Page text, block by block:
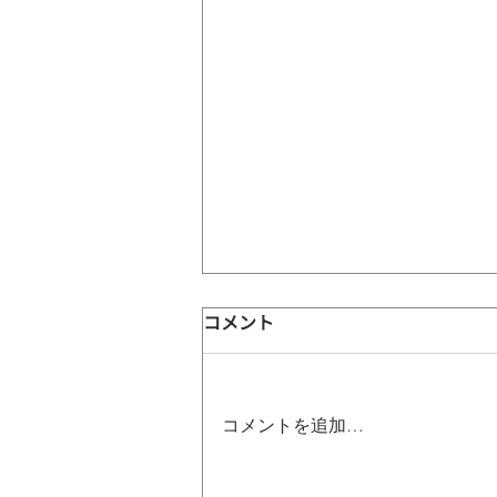
コメント
コメントを追加…